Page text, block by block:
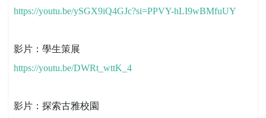
https://youtu.be/ySGX9iQ4GJc?si=PPVY-hLI9wBMfuUY
影片：學生策展
https://youtu.be/DWRt_wttK_4
影片：探索古雅校園